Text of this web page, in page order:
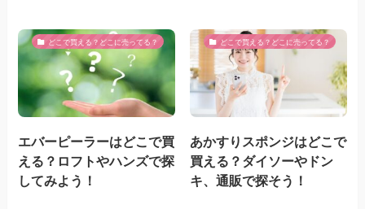
どこで買える？どこに売ってる？
エバーピーラーはどこで買
える？ロフトやハンズで探
してみよう！
どこで買える？どこに売ってる？
あかすりスポンジはどこで
買える？ダイソーやドン
キ、通販で探そう！